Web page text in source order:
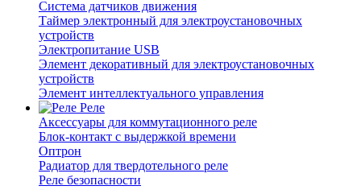
Система датчиков движения
Таймер электронный для электроустановочных
устройств
Электропитание USB
Элемент декоративный для электроустановочных
устройств
Элемент интеллектуального управления
Реле
Аксессуары для коммутационного реле
Блок-контакт с выдержкой времени
Оптрон
Радиатор для твердотельного реле
Реле безопасности